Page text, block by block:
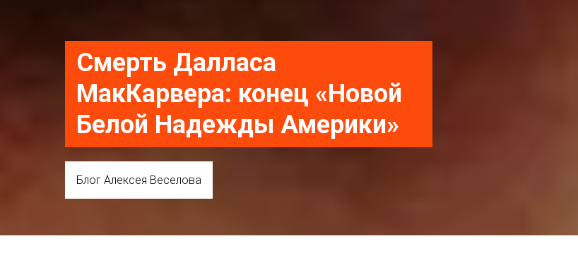
Смерть Далласа
МакКарвера: конец «Новой
Белой Надежды Америки»
Блог Алексея Веселова